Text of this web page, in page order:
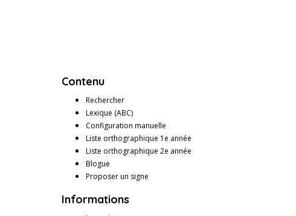
Contenu
Rechercher
Lexique (ABC)
Configuration manuelle
Liste orthographique 1e année
Liste orthographique 2e année
Blogue
Proposer un signe
Informations